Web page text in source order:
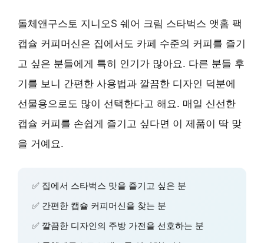
돌체앤구스토 지니오S 쉐어 크림 스타벅스 앳홈 팩
캡슐 커피머신은 집에서도 카페 수준의 커피를 즐기
고 싶은 분들에게 특히 인기가 많아요. 다른 분들 후
기를 보니 간편한 사용법과 깔끔한 디자인 덕분에
선물용으로도 많이 선택한다고 해요. 매일 신선한
캡슐 커피를 손쉽게 즐기고 싶다면 이 제품이 딱 맞
을 거예요.
✅ 집에서 스타벅스 맛을 즐기고 싶은 분
✅ 간편한 캡슐 커피머신을 찾는 분
✅ 깔끔한 디자인의 주방 가전을 선호하는 분